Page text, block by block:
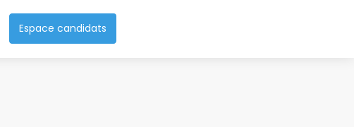
Espace candidats